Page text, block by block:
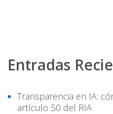
Entradas
Transparencia en IA:
artículo 50 del RIA